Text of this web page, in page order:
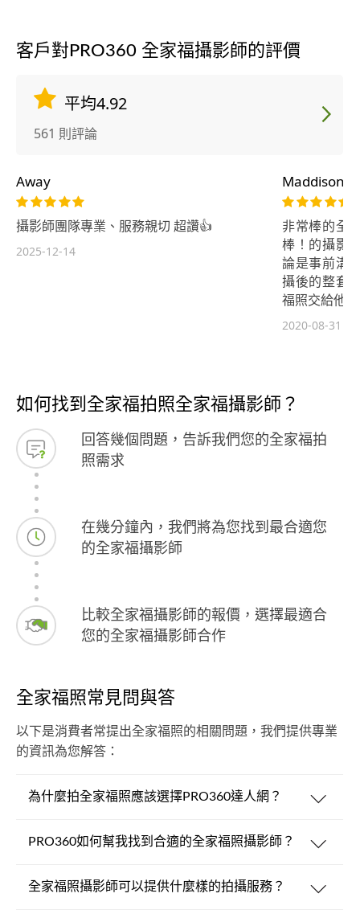
客戶對PRO360 全家福攝影師的評價
平均4.92
561 則評論
Away
攝影師團隊專業、服務親切 超讚👍
2025-12-14
Maddison
非常棒的全
棒！的攝影
論是事前溝
攝後的整套
福照交給他
2020-08-31
如何找到全家福拍照全家福攝影師？
回答幾個問題，告訴我們您的全家福拍
照需求
在幾分鐘內，我們將為您找到最合適您
的全家福攝影師
比較全家福攝影師的報價，選擇最適合
您的全家福攝影師合作
全家福照常見問與答
以下是消費者常提出全家福照的相關問題，我們提供專業
的資訊為您解答：
為什麼拍全家福照應該選擇PRO360達人網？
PRO360如何幫我找到合適的全家福照攝影師？
全家福照攝影師可以提供什麼樣的拍攝服務？